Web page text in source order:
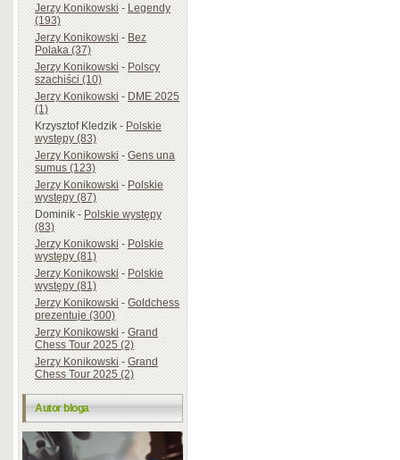
Jerzy Konikowski-Legendy
(193)
Jerzy Konikowski-Bez
Polaka (37)
Jerzy Konikowski-Polscy
szachiści (10)
Jerzy Konikowski-DME 2025
(1)
Krzysztof Kledzik-Polskie
występy (83)
Jerzy Konikowski-Gens una
sumus (123)
Jerzy Konikowski-Polskie
występy (87)
Dominik-Polskie występy
(83)
Jerzy Konikowski-Polskie
występy (81)
Jerzy Konikowski-Polskie
występy (81)
Jerzy Konikowski-Goldchess
prezentuje (300)
Jerzy Konikowski-Grand
Chess Tour 2025 (2)
Jerzy Konikowski-Grand
Chess Tour 2025 (2)
Autor bloga